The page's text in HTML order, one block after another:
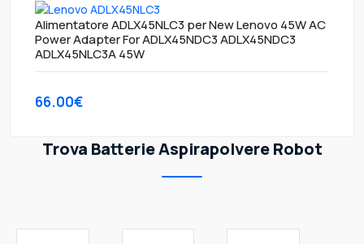
Alimentatore ADLX45NLC3 per New Lenovo 45W AC
Power Adapter For ADLX45NDC3 ADLX45NDC3
ADLX45NLC3A 45W
66.00€
Trova Batterie Aspirapolvere Robot